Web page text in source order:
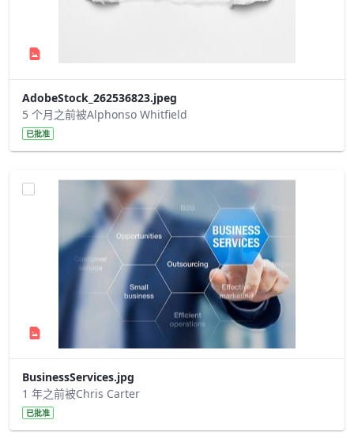
AdobeStock_262536823.jpeg
5 个月之前被Alphonso Whitfield
已批准
BusinessServices.jpg
1 年之前被Chris Carter
已批准